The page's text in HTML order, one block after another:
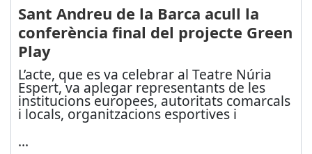
Sant Andreu de la Barca acull la
conferència final del projecte Green
Play
L’acte, que es va celebrar al Teatre Núria
Espert, va aplegar representants de les
institucions europees, autoritats comarcals
i locals, organitzacions esportives i
...